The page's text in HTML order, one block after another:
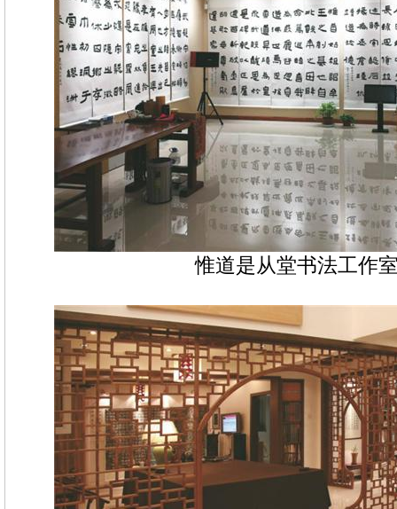
惟道是从堂书法工作